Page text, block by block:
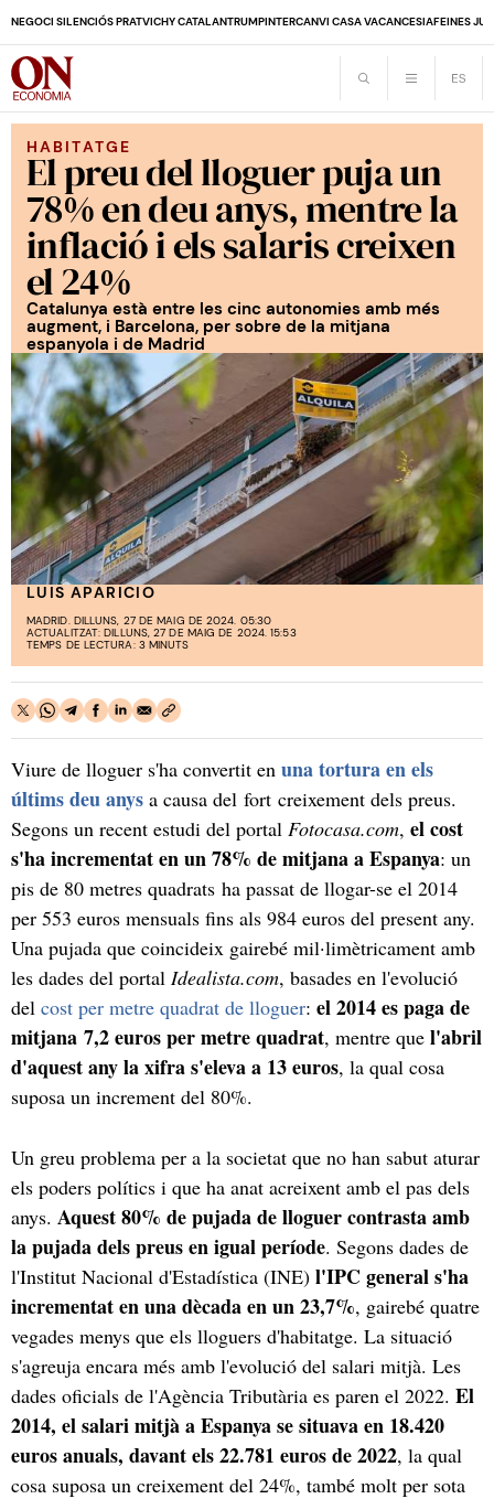
NEGOCI SILENCIÓS PRATVICHY CATALANTRUMPINTERCANVI CASA VACANCESIAFEINES
HABITATGE
El preu del lloguer puja un
78% en deu anys, mentre la
inflació i els salaris creixen
el 24%
Catalunya està entre les cinc autonomies amb més
augment, i Barcelona, per sobre de la mitjana
espanyola i de Madrid
LUIS APARICIO
MADRID. DILLUNS, 27 DE MAIG DE 2024. 05:30
ACTUALITZAT: DILLUNS, 27 DE MAIG DE 2024. 15:53
TEMPS DE LECTURA: 3 MINUTS
Viure de lloguer s'ha convertit en una tortura en els
últims deu anys a causa del fort creixement dels preus.
Segons un recent estudi del portal Fotocasa.com, el cost
s'ha incrementat en un 78% de mitjana a Espanya: un
pis de 80 metres quadrats ha passat de llogar-se el 2014
per 553 euros mensuals fins als 984 euros del present any.
Una pujada que coincideix gairebé mil·limètricament amb
les dades del portal Idealista.com, basades en l'evolució
del cost per metre quadrat de lloguer: el 2014 es paga de
mitjana 7,2 euros per metre quadrat, mentre que l'abril
d'aquest any la xifra s'eleva a 13 euros, la qual cosa
suposa un increment del 80%.
Un greu problema per a la societat que no han sabut aturar
els poders polítics i que ha anat acreixent amb el pas dels
anys. Aquest 80% de pujada de lloguer contrasta amb
la pujada dels preus en igual període. Segons dades de
l'Institut Nacional d'Estadística (INE) l'IPC general s'ha
incrementat en una dècada en un 23,7%, gairebé quatre
vegades menys que els lloguers d'habitatge. La situació
s'agreuja encara més amb l'evolució del salari mitjà. Les
dades oficials de l'Agència Tributària es paren el 2022. El
2014, el salari mitjà a Espanya se situava en 18.420
euros anuals, davant els 22.781 euros de 2022, la qual
cosa suposa un creixement del 24%, també molt per sota